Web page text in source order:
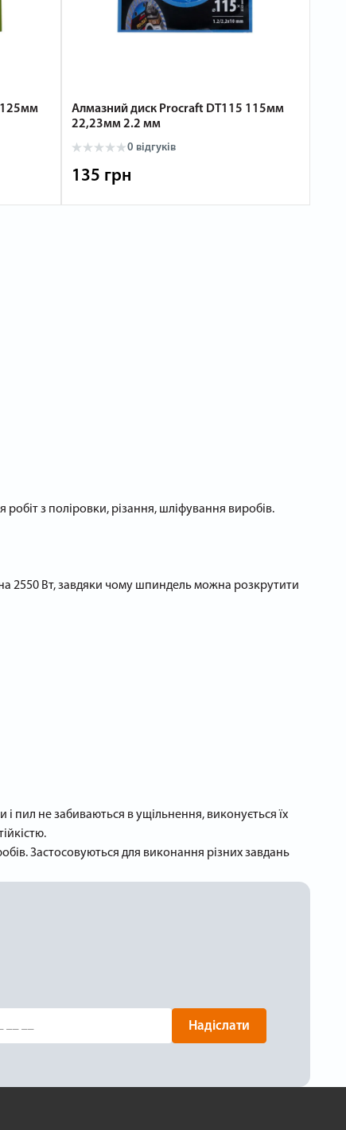
125мм
Алмазний диск Procraft DT115 115мм
22,23мм 2.2 мм
0 відгуків
135 грн
з поліровки, різання, шліфування виробів.
2550 Вт, завдяки чому шпиндель можна розкрутити
пил не забиваються в ущільнення, виконується їх
Застосовуються для виконання різних завдань
Надіслати